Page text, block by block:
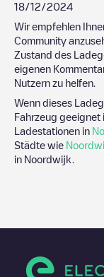
18/12/2024
Wir empfehlen
Community
Zustand des
eigenen
Nutzern zu helfen.
Wenn dieses
Fahrzeug geeignet
Ladestationen in
Städte wie
in Noordwijk